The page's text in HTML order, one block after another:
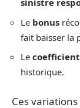
sinistre
Le bonus
fait baisser la
Le coefficient
historique.
Ces variations